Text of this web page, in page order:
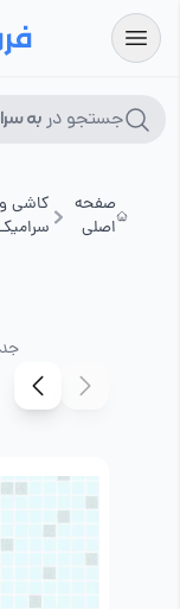
جستجو در به
صفحه
اصلی
کاشی و